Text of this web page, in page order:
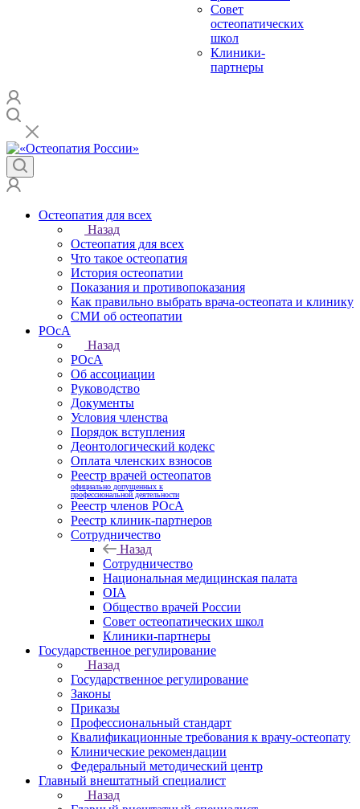
Совет
остеопатических
школ
Клиники-
партнеры
Остеопатия для всех
Назад
Остеопатия для всех
Что такое остеопатия
История остеопатии
Показания и противопоказания
Как правильно выбрать врача-остеопата и клинику
СМИ об остеопатии
РОсА
Назад
РОсА
Об ассоциации
Руководство
Документы
Условия членства
Порядок вступления
Деонтологический кодекс
Оплата членских взносов
Реестр врачей остеопатов
официально допущенных к
профессиональной деятельности
Реестр членов РОсА
Реестр клиник-партнеров
Сотрудничество
Назад
Сотрудничество
Национальная медицинская палата
OIA
Общество врачей России
Совет остеопатических школ
Клиники-партнеры
Государственное регулирование
Назад
Государственное регулирование
Законы
Приказы
Профессиональный стандарт
Квалификационные требования к врачу-остеопату
Клинические рекомендации
Федеральный методический центр
Главный внештатный специалист
Назад